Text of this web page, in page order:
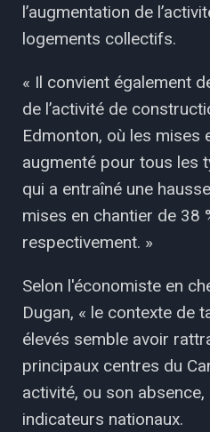
l’augmentation de
logements collectifs.
« Il convient également
de l’activité de
Edmonton, où les mises
augmenté pour tous les
qui a entraîné une
mises en chantier de 38
respectivement. »
Selon l'économiste en
Dugan, « le contexte de
élevés semble avoir
principaux centres du
activité, ou son
indicateurs nationaux.